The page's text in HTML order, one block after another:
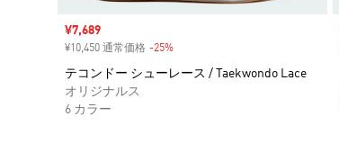
セール価格
¥7,689
¥10,450 通常価格 -25%
テコンドー シューレース / Taekwondo Lace
オリジナルス
6 カラー